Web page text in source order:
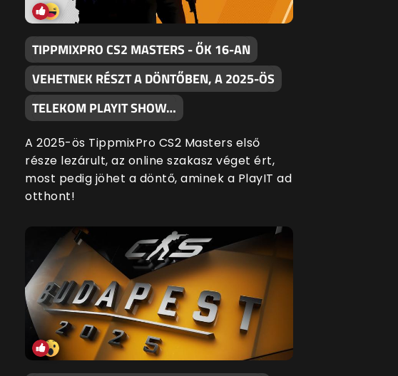
TIPPMIXPRO CS2 MASTERS - ŐK 16-AN
VEHETNEK RÉSZT A DÖNTŐBEN, A 2025-ÖS
TELEKOM PLAYIT SHOW…
A 2025-ös TippmixPro CS2 Masters első
része lezárult, az online szakasz véget ért,
most pedig jöhet a döntő, aminek a PlayIT ad
otthont!